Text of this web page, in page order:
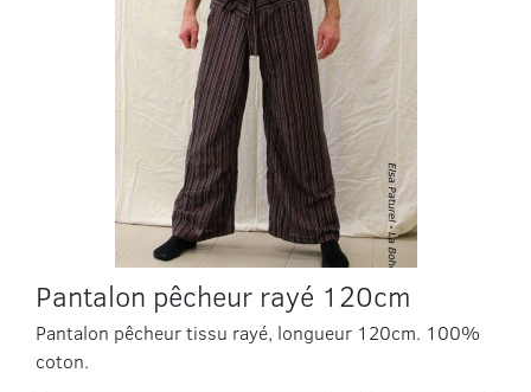
Pantalon pêcheur rayé 120cm
Pantalon pêcheur tissu rayé, longueur 120cm. 100%
coton.